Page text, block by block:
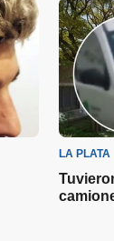
LA PLATA